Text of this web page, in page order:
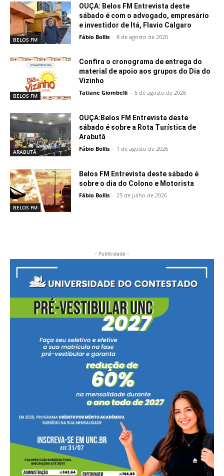
BELOS FM
OUÇA: Belos FM Entrevista deste
sábado é com o advogado, empresário
e investidor de Itá, Flavio Calgaro
Fábio Bollis - 8 de agosto de 2026
BELOS FM
Confira o cronograma de entrega do
material de apoio aos grupos do Dia do
Vizinho
Tatiane Giombelli - 5 de agosto de 2026
ARABUTÃ
OUÇA:Belos FM Entrevista deste
sábado é sobre a Rota Turística de
Arabutã
Fábio Bollis - 1 de agosto de 2026
BELOS FM
Belos FM Entrevista deste sábado é
sobre o dia do Colono e Motorista
Fábio Bollis - 25 de julho de 2026
- Publicidade -